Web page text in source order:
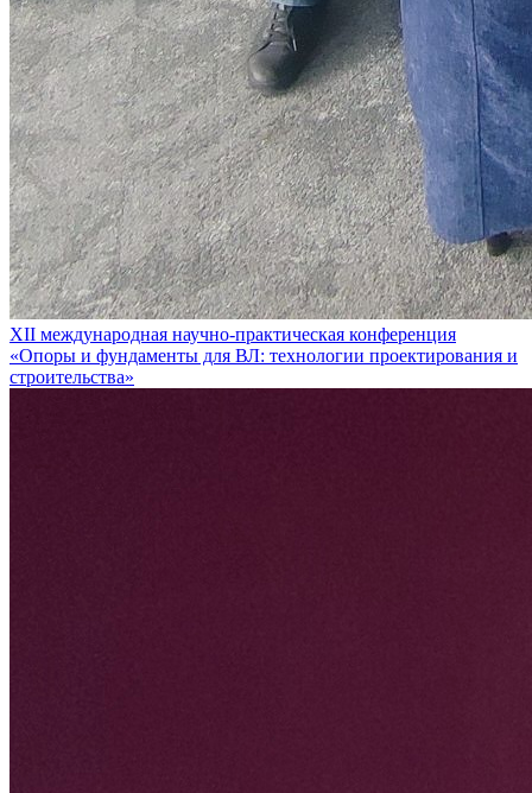
XII международная научно-практическая конференция
«Опоры и фундаменты для ВЛ: технологии проектирования и
строительства»